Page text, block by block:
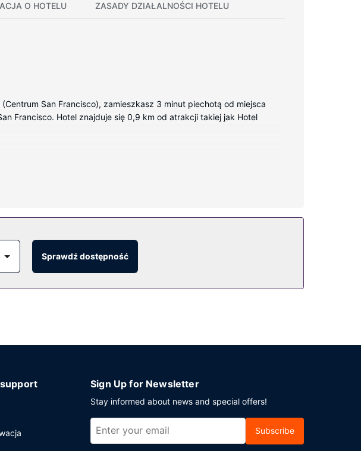
O HOTELU ZASADY DZIAŁALNOŚCI HOTELU
San Francisco), zamieszkasz 3 minut piechotą od miejsca
Francisco. Hotel znajduje się 0,9 km od atrakcji takiej jak Hotel
łóżek to pillowtop oraz pościel premium. Bezpłatny
Ten hotel oferuje również udogodnienia takie jak bezpłatny
także obsługa pokojowa (w określonych godzinach). Zrelaksuj
od 6:30 do 11, a w weekendy od 7 do południe za opłatą.
Sprawdź dostępność
Sign Up for Newsletter
Stay informed about news and special offers!
Subscribe